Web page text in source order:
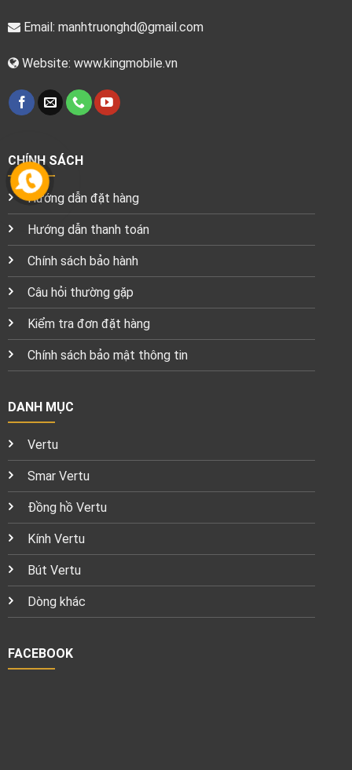
Email: manhtruonghd@gmail.com
Website: www.kingmobile.vn
CHÍNH SÁCH
Hướng dẫn đặt hàng
Hướng dẫn thanh toán
Chính sách bảo hành
Câu hỏi thường gặp
Kiểm tra đơn đặt hàng
Chính sách bảo mật thông tin
DANH MỤC
Vertu
Smar Vertu
Đồng hồ Vertu
Kính Vertu
Bút Vertu
Dòng khác
FACEBOOK